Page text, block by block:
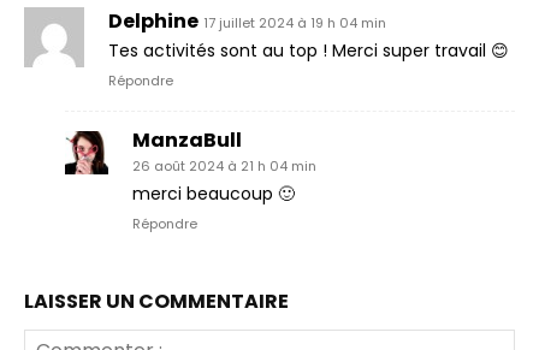
Delphine 17 juillet 2024 à 19 h 04 min
Tes activités sont au top ! Merci super travail 😊
Répondre
ManzaBull
26 août 2024 à 21 h 04 min
merci beaucoup 🙂
Répondre
LAISSER UN COMMENTAIRE